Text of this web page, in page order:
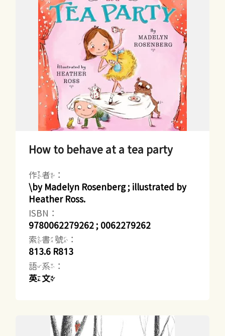
How to behave at a tea party
作者：
\by Madelyn Rosenberg ; illustrated by
Heather Ross.
ISBN：
9780062279262 ; 0062279262
索書號：
813.6 R813
語系：
英文